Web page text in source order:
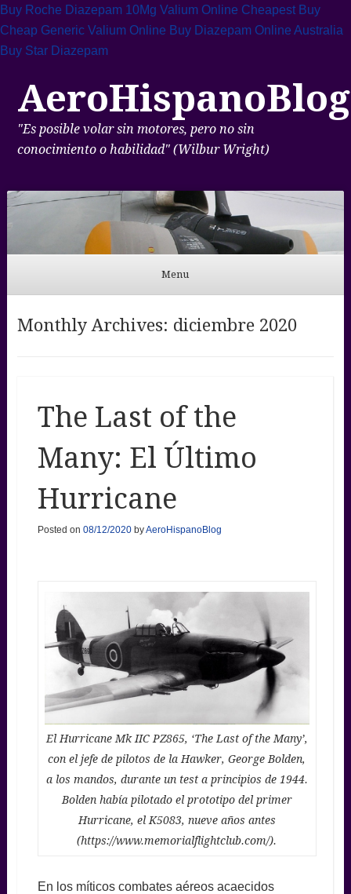
Buy Roche Diazepam 10Mg Valium Online Cheapest Buy
Cheap Generic Valium Online Buy Diazepam Online Australia
Buy Star Diazepam
AeroHispanoBlog
"Es posible volar sin motores, pero no sin
conocimiento o habilidad" (Wilbur Wright)
Menu
Monthly Archives: diciembre 2020
The Last of the
Many: El Último
Hurricane
Posted on 08/12/2020byAeroHispanoBlog
El Hurricane Mk IIC PZ865, ‘The Last of the Many’,
con el jefe de pilotos de la Hawker, George Bolden,
a los mandos, durante un test a principios de 1944.
Bolden había pilotado el prototipo del primer
Hurricane, el K5083, nueve años antes
(https://www.memorialflightclub.com/).
En los míticos combates aéreos acaecidos